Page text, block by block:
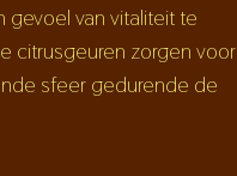
van vitaliteit te
citrusgeuren zorgen voor
sfeer gedurende de